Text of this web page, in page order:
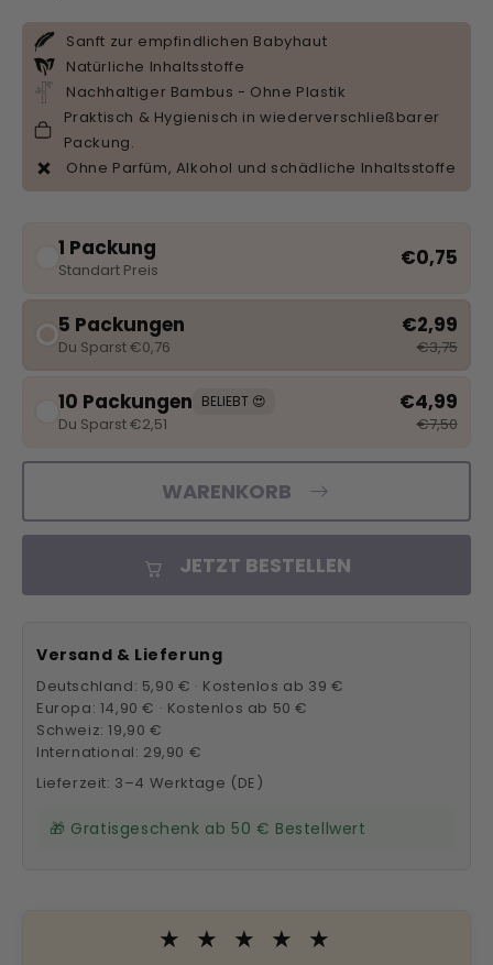
Sanft zur empfindlichen Babyhaut
Natürliche Inhaltsstoffe
Nachhaltiger Bambus - Ohne Plastik
Praktisch & Hygienisch in wiederverschließbarer
Packung.
Ohne Parfüm, Alkohol und schädliche Inhaltsstoffe
1 Packung
Standart Preis €0,75
5 Packungen
Du Sparst €0,76
€2,99
€3,75
10 Packungen BELIEBT 😍
Du Sparst €2,51
€4,99
€7,50
WARENKORB
JETZT BESTELLEN
Versand & Lieferung
Deutschland: 5,90 € · Kostenlos ab 39 €
Europa: 14,90 € · Kostenlos ab 50 €
Schweiz: 19,90 €
International: 29,90 €
Lieferzeit: 3–4 Werktage (DE)
🎁 Gratisgeschenk ab 50 € Bestellwert
★ ★ ★ ★ ★